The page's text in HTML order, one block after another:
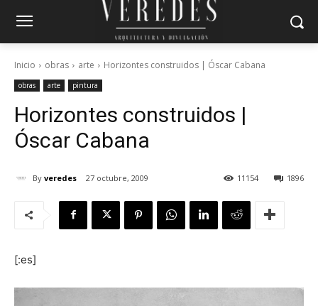
Inicio obras arte Horizontes construidos | Óscar Cabana
obras arte pintura
Horizontes construidos |
Óscar Cabana
By veredes 27 octubre, 2009 1896
11154
[:es]